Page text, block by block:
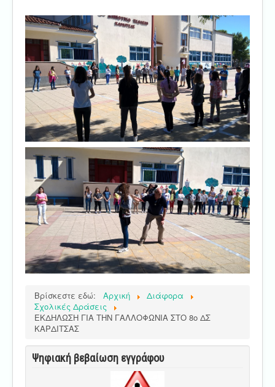
Βρίσκεστε εδώ: Αρχική
Διάφορα
Σχολικές Δράσεις
ΕΚΔΗΛΩΣΗ ΓΙΑ ΤΗΝ ΓΑΛΛΟΦΩΝΙΑ ΣΤΟ 8ο ΔΣ
ΚΑΡΔΙΤΣΑΣ
Ψηφιακή βεβαίωση εγγράφου